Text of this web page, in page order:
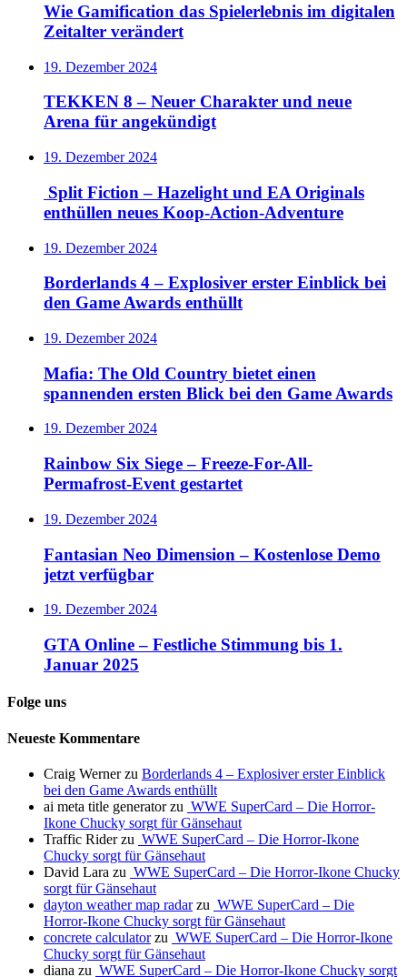
Wie Gamification das Spielerlebnis im digitalen
Zeitalter verändert
19. Dezember 2024
TEKKEN 8 – Neuer Charakter und neue
Arena für angekündigt
19. Dezember 2024
Split Fiction – Hazelight und EA Originals
enthüllen neues Koop-Action-Adventure
19. Dezember 2024
Borderlands 4 – Explosiver erster Einblick bei
den Game Awards enthüllt
19. Dezember 2024
Mafia: The Old Country bietet einen
spannenden ersten Blick bei den Game Awards
19. Dezember 2024
Rainbow Six Siege – Freeze-For-All-
Permafrost-Event gestartet
19. Dezember 2024
Fantasian Neo Dimension – Kostenlose Demo
jetzt verfügbar
19. Dezember 2024
GTA Online – Festliche Stimmung bis 1.
Januar 2025
Folge uns
Neueste Kommentare
Craig Wernerzu Borderlands 4 – Explosiver erster Einblick
bei den Game Awards enthüllt
ai meta title generatorzu WWE SuperCard – Die Horror-
Ikone Chucky sorgt für Gänsehaut
Traffic Riderzu WWE SuperCard – Die Horror-Ikone
Chucky sorgt für Gänsehaut
David Lara zu WWE SuperCard – Die Horror-Ikone Chucky
sorgt für Gänsehaut
dayton weather map radarzu WWE SuperCard – Die
Horror-Ikone Chucky sorgt für Gänsehaut
concrete calculatorzu WWE SuperCard – Die Horror-Ikone
Chucky sorgt für Gänsehaut
diana zu WWE SuperCard – Die Horror-Ikone Chucky sorgt